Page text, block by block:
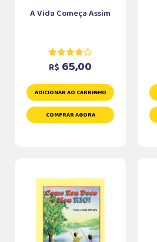
A Vida Começa Assim
R$ 65,00
ADICIONAR AO CARRINHO
COMPRAR AGORA